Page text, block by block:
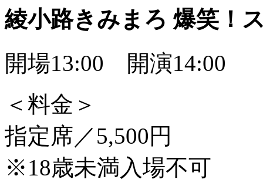
綾小路きみまろ 爆笑！
開場13:00 開演14:00
＜料金＞
指定席／5,500円
※18歳未満入場不可